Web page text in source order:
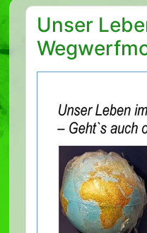
Unser